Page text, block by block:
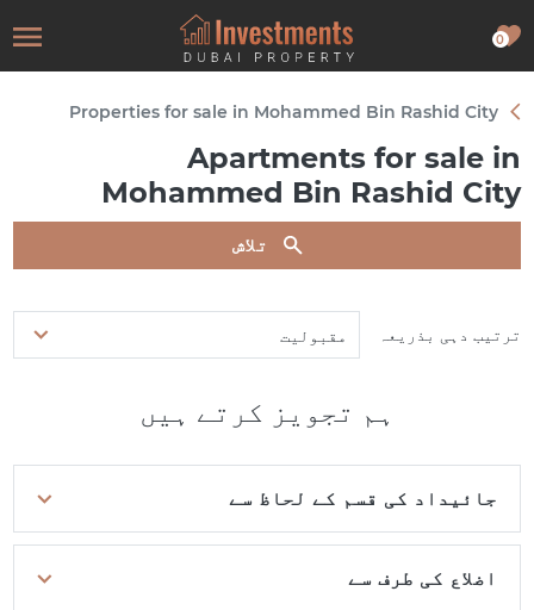
0
Properties for sale in Mohammed Bin Rashid City
Apartments for sale in
Mohammed Bin Rashid City
تلاش
ترتیب دہی بذریعہ مقبولیت
ہم تجویز کرتے ہیں
جائیداد کی قسم کے لحاظ سے
اضلاع کی طرف سے